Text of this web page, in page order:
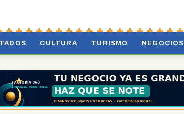
CULTURA TURISMO NEGOCIOS